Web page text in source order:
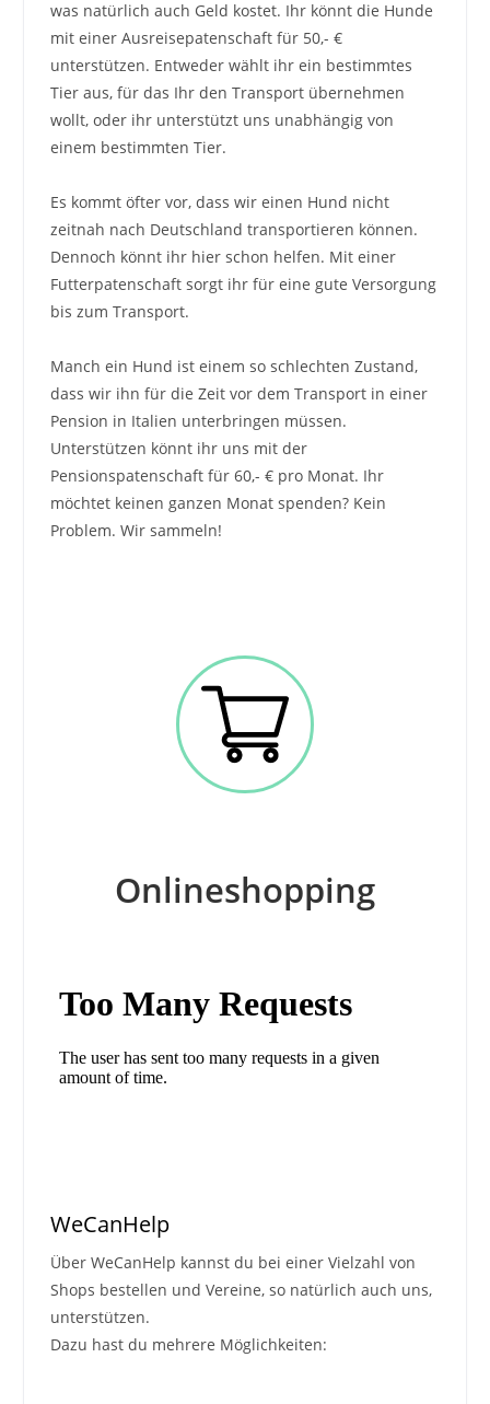
was natürlich auch Geld kostet. Ihr könnt die Hunde
mit einer Ausreisepatenschaft für 50,- €
unterstützen. Entweder wählt ihr ein bestimmtes
Tier aus, für das Ihr den Transport übernehmen
wollt, oder ihr unterstützt uns unabhängig von
einem bestimmten Tier.
Es kommt öfter vor, dass wir einen Hund nicht
zeitnah nach Deutschland transportieren können.
Dennoch könnt ihr hier schon helfen. Mit einer
Futterpatenschaft sorgt ihr für eine gute Versorgung
bis zum Transport.
Manch ein Hund ist einem so schlechten Zustand,
dass wir ihn für die Zeit vor dem Transport in einer
Pension in Italien unterbringen müssen.
Unterstützen könnt ihr uns mit der
Pensionspatenschaft für 60,- € pro Monat. Ihr
möchtet keinen ganzen Monat spenden? Kein
Problem. Wir sammeln!
Onlineshopping
WeCanHelp
Über WeCanHelp kannst du bei einer Vielzahl von
Shops bestellen und Vereine, so natürlich auch uns,
unterstützen.
Dazu hast du mehrere Möglichkeiten: